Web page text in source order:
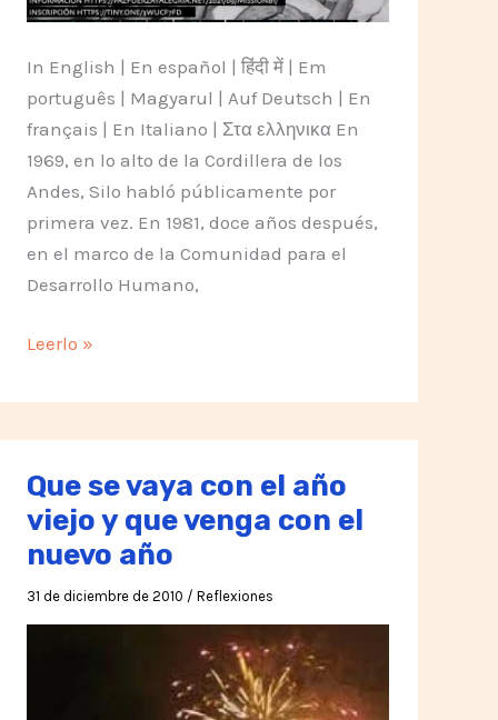
In English | En español | हिंदी में | Em
português | Magyarul | Auf Deutsch | En
français | En Italiano | Στα ελληνικα En
1969, en lo alto de la Cordillera de los
Andes, Silo habló públicamente por
primera vez. En 1981, doce años después,
en el marco de la Comunidad para el
Desarrollo Humano,
Todavía
futuro:
40
después,
un
mensaje
lanzado
hacia
Leerlo »
Que se vaya con el año
viejo y que venga con el
nuevo año
31 de diciembre de 2010 /Reflexiones